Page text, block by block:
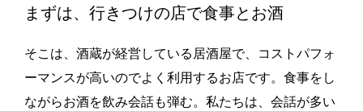
まずは、行きつけの店で食事とお酒
そこは、酒蔵が経営している居酒屋で、コストパフォ
ーマンスが高いのでよく利用するお店です。食事をし
ながらお酒を飲み会話も弾む。私たちは、会話が多い